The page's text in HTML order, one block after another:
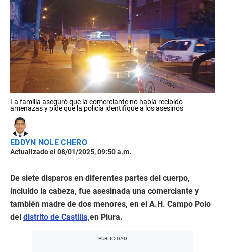
La familia aseguró que la comerciante no había recibido
amenazas y pide que la policía identifique a los asesinos
EDDYN NOLE CHERO
Actualizado el 08/01/2025, 09:50 a.m.
De siete disparos en diferentes partes del cuerpo,
incluido la cabeza, fue asesinada una comerciante y
también madre de dos menores, en el A.H. Campo Polo
del distrito de Castilla,en Piura.